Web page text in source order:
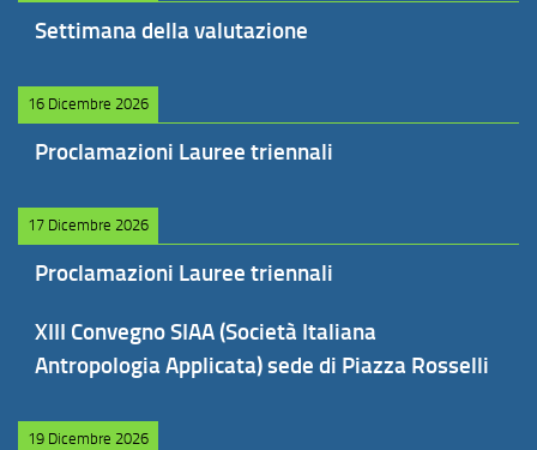
Settimana della valutazione
16 Dicembre 2026
Proclamazioni Lauree triennali
17 Dicembre 2026
Proclamazioni Lauree triennali
XIII Convegno SIAA (Società Italiana
Antropologia Applicata) sede di Piazza Rosselli
19 Dicembre 2026